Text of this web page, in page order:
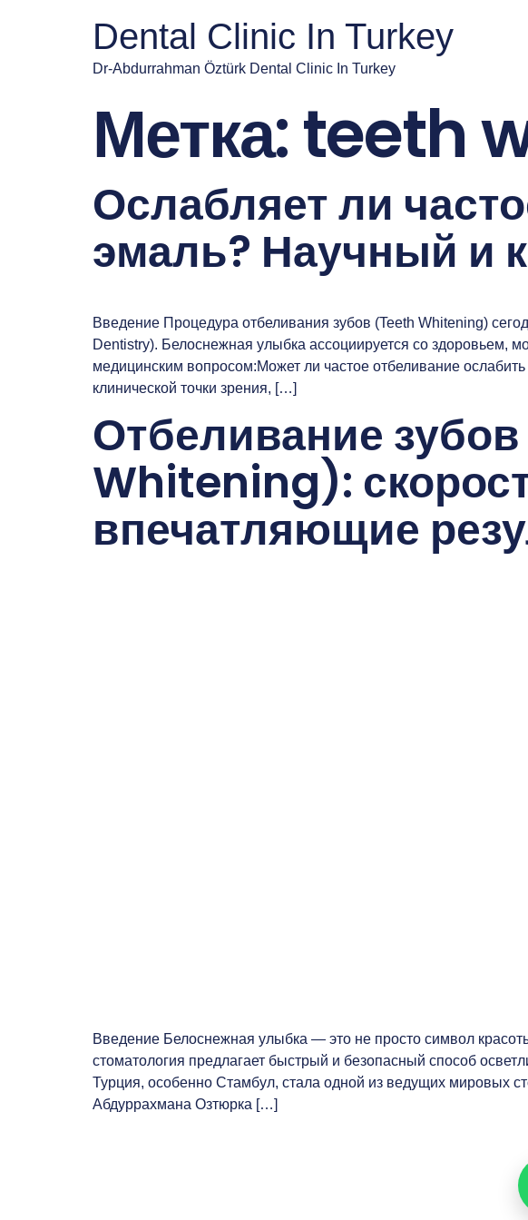
Dental Clinic In Turkey
Dr-Abdurrahman Öztürk Dental Clinic In Turkey
Метка:teeth
Ослабляет ли
эмаль? Научный и
Введение Процедура отбеливания зубов (Teeth Whitening)
Dentistry). Белоснежная улыбка ассоциируется со здоровьем,
медицинским вопросом:Может ли частое отбеливание
клинической точки зрения, […]
Отбеливание
Whitening):
впечатляющие
Введение Белоснежная улыбка — это не просто символ
стоматология предлагает быстрый и безопасный способ
Турция, особенно Стамбул, стала одной из ведущих мировых
Абдуррахмана Озтюрка […]